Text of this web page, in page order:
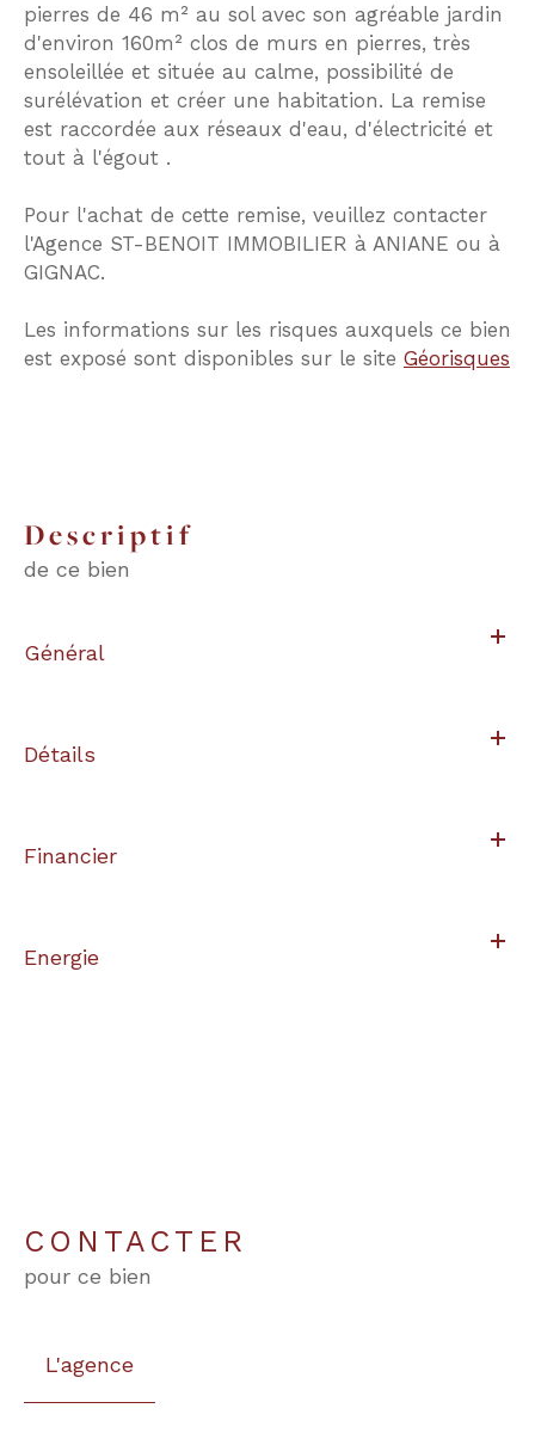
pierres de 46 m² au sol avec son agréable jardin
d'environ 160m² clos de murs en pierres, très
ensoleillée et située au calme, possibilité de
surélévation et créer une habitation. La remise
est raccordée aux réseaux d'eau, d'électricité et
tout à l'égout .
Pour l'achat de cette remise, veuillez contacter
l'Agence ST-BENOIT IMMOBILIER à ANIANE ou à
GIGNAC.
Les informations sur les risques auxquels ce bien
est exposé sont disponibles sur le site Géorisques
descriptif
de ce bien
Général
Détails
Financier
Energie
CONTACTER
pour ce bien
L'agence